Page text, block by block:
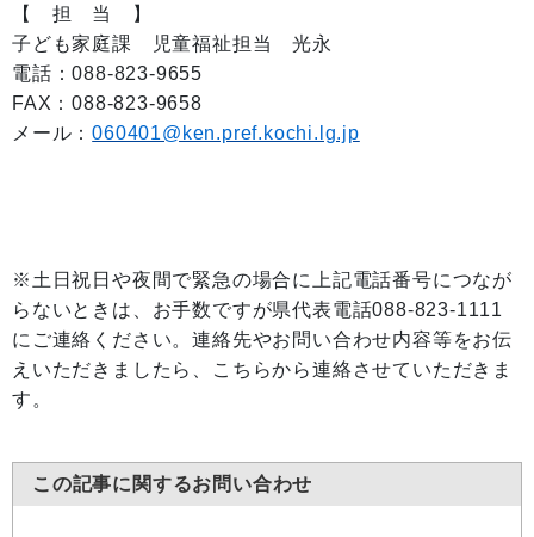
【 担 当 】
子ども家庭課 児童福祉担当 光永
電話：088-823-9655
FAX：088-823-9658
メール：060401@ken.pref.kochi.lg.jp
※土日祝日や夜間で緊急の場合に上記電話番号につなが
らないときは、お手数ですが県代表電話088-823-1111
にご連絡ください。連絡先やお問い合わせ内容等をお伝
えいただきましたら、こちらから連絡させていただきま
す。
この記事に関するお問い合わせ